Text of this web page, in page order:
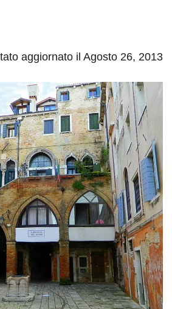
aggiornato il Agosto 26, 2013